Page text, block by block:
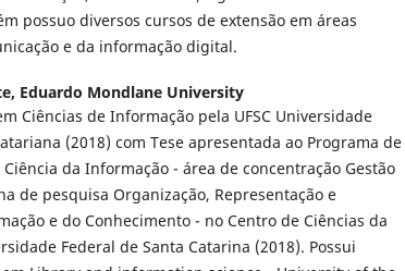
possuo diversos cursos de extensão em áreas
e da informação digital.
Eduardo Mondlane University
Ciências de Informação pela UFSC Universidade
(2018) com Tese apresentada ao Programa de
Ciência da Informação - área de concentração Gestão
de pesquisa Organização, Representação e
e do Conhecimento - no Centro de Ciências da
Federal de Santa Catarina (2018). Possui